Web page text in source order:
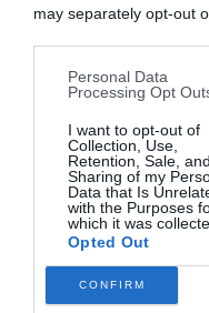
may separately opt-out
downstream participants.
information may also be
to third parties on the
Downstream Participants
further disclose it to
Personal Data
Processing Opt
I want to opt-out of
Collection, Use,
Retention, Sale,
Sharing of my
Data that Is
with the Purposes
which it was
Opted Out
CONFIRM
Orario & Sede
06 mar 2024, 19:30 –
MN, Italia
Info sull'evento
Prepareremo pasta fresca,
semola, colorata, semplice
formati con i sughi di